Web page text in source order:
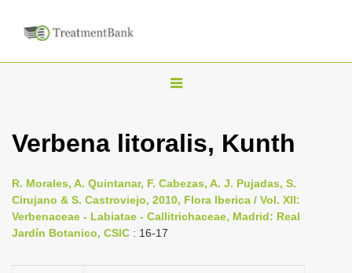
T
g
e
n
Verbena litoralis, Kunth
R. Morales, A. Quintanar, F. Cabezas, A. J. Pujadas, S.
Cirujano & S. Castroviejo, 2010, Flora Iberica / Vol. XII:
Verbenaceae - Labiatae - Callitrichaceae, Madrid: Real
Jardín Botanico, CSIC : 16-17